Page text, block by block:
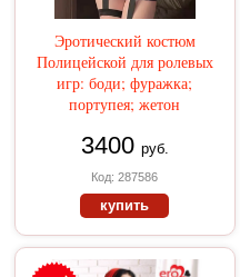
Эротический костюм
Полицейской для ролевых
игр: боди; фуражка;
портупея; жетон
3400 руб.
Код: 287586
купить